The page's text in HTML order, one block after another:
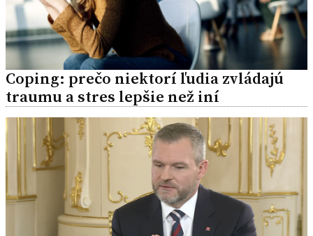
Coping: prečo niektorí ľudia zvládajú
traumu a stres lepšie než iní